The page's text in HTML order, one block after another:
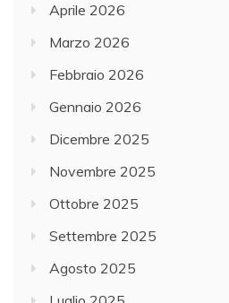
Aprile 2026
Marzo 2026
Febbraio 2026
Gennaio 2026
Dicembre 2025
Novembre 2025
Ottobre 2025
Settembre 2025
Agosto 2025